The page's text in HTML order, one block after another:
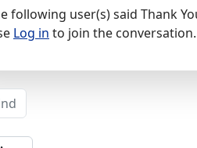
following user(s) said Thank
Log in to join the conversation.